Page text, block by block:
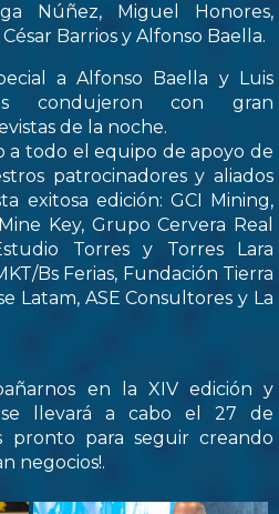
Núñez, Miguel Honores,
Barrios y Alfonso Baella.
a Alfonso Baella y Luis
condujeron con gran
de la noche.
a todo el equipo de apoyo de
patrocinadores y aliados
exitosa edición: GCI Mining,
Key, Grupo Cervera Real
Torres y Torres Lara
Bs Ferias, Fundación Tierra
Latam, ASE Consultores y La
en la XIV edición y
llevará a cabo el 27 de
pronto para seguir creando
negocios!.